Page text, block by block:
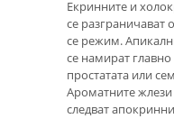
Екринните и
се разграничават
се режим.
се намират
простатата или
Ароматните
следват